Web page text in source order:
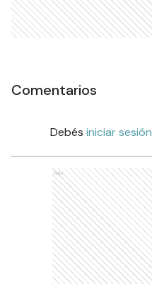
Comentarios
Debés iniciar sesión
Ads